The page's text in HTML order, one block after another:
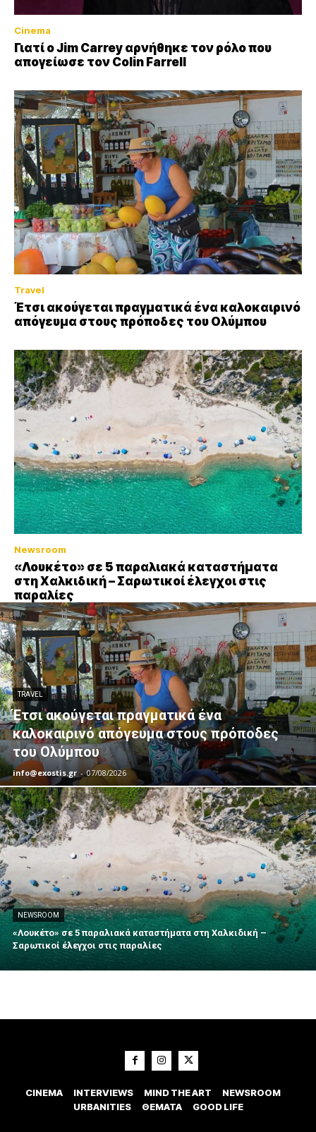
Cinema
Γιατί ο Jim Carrey αρνήθηκε τον ρόλο που
απογείωσε τον Colin Farrell
Travel
Έτσι ακούγεται πραγματικά ένα καλοκαιρινό
απόγευμα στους πρόποδες του Ολύμπου
Newsroom
«Λουκέτο» σε 5 παραλιακά καταστήματα
στη Χαλκιδική – Σαρωτικοί έλεγχοι στις
παραλίες
TRAVEL
Έτσι ακούγεται πραγματικά ένα
καλοκαιρινό απόγευμα στους πρόποδες
του Ολύμπου
info@exostis.gr - 07/08/2026
NEWSROOM
«Λουκέτο» σε 5 παραλιακά καταστήματα στη Χαλκιδική –
Σαρωτικοί έλεγχοι στις παραλίες
CINEMA INTERVIEWS MIND THE ART
NEWSROOM
URBANITIES
ΘΕΜΑΤΑ GOOD LIFE